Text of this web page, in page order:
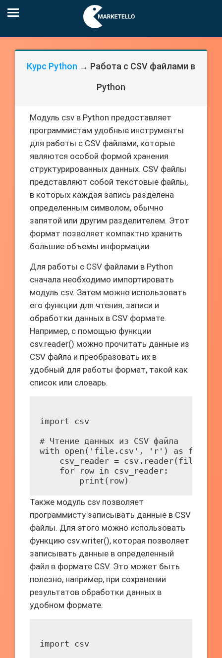
Курс Python → Работа с CSV файлами в
Python
Модуль csv в Python предоставляет
программистам удобные инструменты
для работы с CSV файлами, которые
являются особой формой хранения
структурированных данных. CSV файлы
представляют собой текстовые файлы,
в которых каждая запись разделена
определенным символом, обычно
запятой или другим разделителем. Этот
формат позволяет компактно хранить
большие объемы информации.
Для работы с CSV файлами в Python
сначала необходимо импортировать
модуль csv. Затем можно использовать
его функции для чтения, записи и
обработки данных в CSV формате.
Например, с помощью функции
csv.reader() можно прочитать данные из
CSV файла и преобразовать их в
удобный для работы формат, такой как
список или словарь.
import csv
# Чтение данных из CSV файла
with open('file.csv', 'r') as file:
    csv_reader = csv.reader(file)
    for row in csv_reader:
Также модуль csv позволяет
программисту записывать данные в CSV
файлы. Для этого можно использовать
функцию csv.writer(), которая позволяет
записывать данные в определенный
файл в формате CSV. Это может быть
полезно, например, при сохранении
результатов обработки данных в
удобном формате.
import csv